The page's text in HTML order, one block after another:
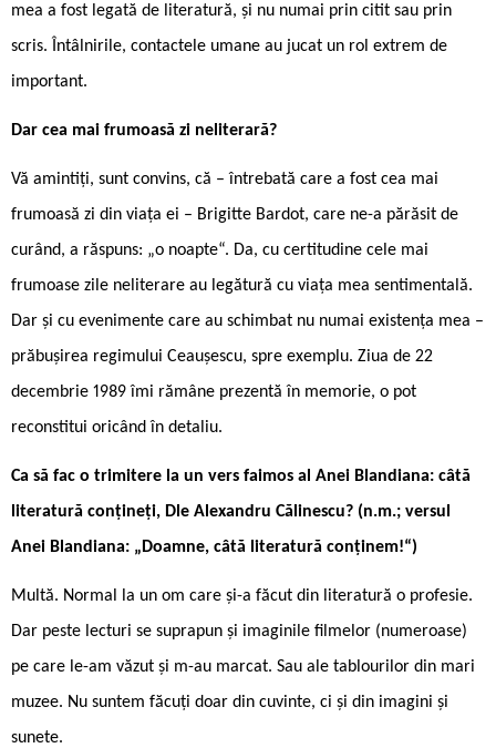
mea a fost legată de literatură, și nu numai prin citit sau prin
scris. Întâlnirile, contactele umane au jucat un rol extrem de
important.
Dar cea mai frumoasă zi neliterară?
Vă amintiți, sunt convins, că – întrebată care a fost cea mai
frumoasă zi din viața ei – Brigitte Bardot, care ne-a părăsit de
curând, a răspuns: „o noapte“. Da, cu certitudine cele mai
frumoase zile neliterare au legătură cu viața mea sentimentală.
Dar și cu evenimente care au schimbat nu numai existența mea –
prăbușirea regimului Ceaușescu, spre exemplu. Ziua de 22
decembrie 1989 îmi rămâne prezentă în memorie, o pot
reconstitui oricând în detaliu.
Ca să fac o trimitere la un vers faimos al Anei Blandiana: câtă
literatură conțineți, Dle Alexandru Călinescu? (n.m.; versul
Anei Blandiana: „Doamne, câtă literatură conținem!“)
Multă. Normal la un om care și-a făcut din literatură o profesie.
Dar peste lecturi se suprapun și imaginile filmelor (numeroase)
pe care le-am văzut și m-au marcat. Sau ale tablourilor din mari
muzee. Nu suntem făcuți doar din cuvinte, ci și din imagini și
sunete.